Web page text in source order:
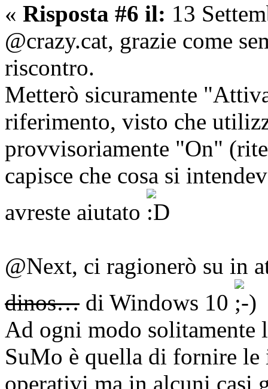
« Risposta #6 il: 13
@crazy.cat, grazie come
riscontro.
Metterò sicuramente
riferimento, visto che
provvisoriamente "On"
capisce che cosa si
avreste aiutato
@Next, ci ragionerò su in
dinos… di Windows 10
Ad ogni modo solitamente
SuMo è quella di fornire
operativi ma in alcuni casi